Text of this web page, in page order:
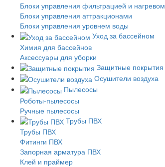
Блоки управления фильтрацией и нагревом
Блоки управления аттракционами
Блоки управления уровнем воды
Уход за бассейном
Химия для бассейнов
Аксессуары для уборки
Защитные покрытия
Осушители воздуха
Пылесосы
Роботы-пылесосы
Ручные пылесосы
Трубы ПВХ
Трубы ПВХ
Фитинги ПВХ
Запорная арматура ПВХ
Клей и праймер